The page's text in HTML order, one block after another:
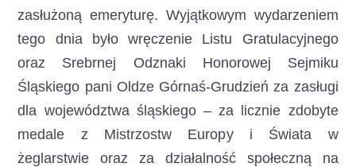
zasłużoną emeryturę. Wyjątkowym wydarzeniem
tego dnia było wręczenie Listu Gratulacyjnego
oraz Srebrnej Odznaki Honorowej Sejmiku
Śląskiego pani Oldze Górnaś-Grudzień za zasługi
dla województwa śląskiego – za licznie zdobyte
medale z Mistrzostw Europy i Świata w
żeglarstwie oraz za działalność społeczną na